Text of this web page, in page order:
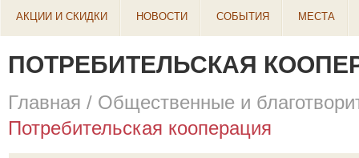
АКЦИИ И СКИДКИ НОВОСТИ СОБЫТИЯ МЕСТА
ПОТРЕБИТЕЛЬСКАЯ
Главная / Общественные и
Потребительская кооперация